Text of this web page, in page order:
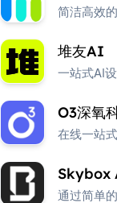
简洁高效
堆友AI
一站式AI
O3深氧
在线一站
Skybox
通过简单